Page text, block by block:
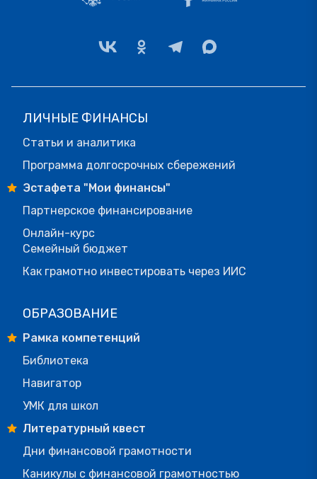
ЛИЧНЫЕ ФИНАНСЫ
Статьи и аналитика
Программа долгосрочных сбережений
Эстафета "Мои финансы"
Партнерское финансирование
Онлайн-курс
Семейный бюджет
Как грамотно инвестировать через ИИС
ОБРАЗОВАНИЕ
Рамка компетенций
Библиотека
Навигатор
УМК для школ
Литературный квест
Дни финансовой грамотности
Каникулы с финансовой грамотностью